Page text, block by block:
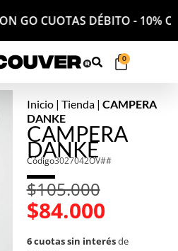
CUOTAS DÉBITO - 10%
0
Inicio| Tienda| CAMPERA
DANKE
CAMPERA
DANKE
Código3027042OV##
$105.000
$84.000
6 cuotas sin interésde